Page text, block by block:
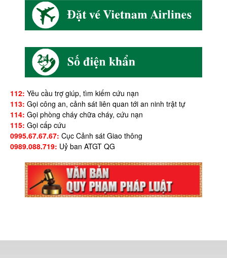
112: Yêu cầu trợ giúp, tìm kiếm cứu nạn
113: Gọi công an, cảnh sát liên quan tới an ninh trật tự
114: Gọi phòng cháy chữa cháy, cứu nạn
115: Gọi cấp cứu
0995.67.67.67: Cục Cảnh sát Giao thông
0989.088.719: Uỷ ban ATGT QG